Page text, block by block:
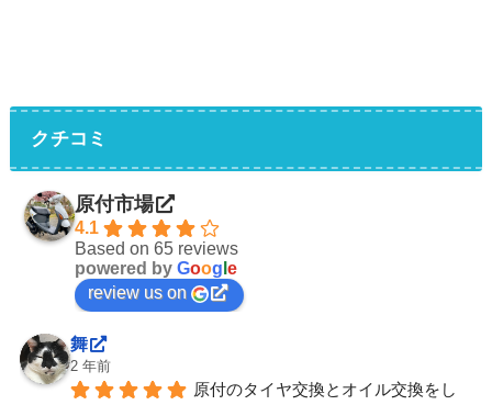
クチコミ
原付市場
4.1
Based on 65 reviews
powered by Goog e
review us on
舞
2 年前
原付のタイヤ交換とオイル交換をし